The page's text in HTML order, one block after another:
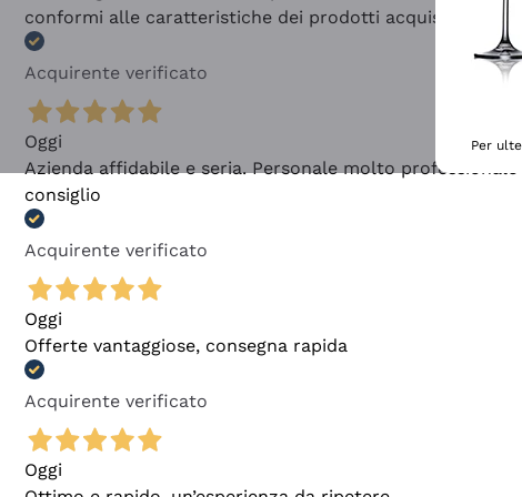
conformi alle caratteristiche dei prodotti acquistati
Acquirente verificato
Oggi
Azienda affidabile e seria. Personale molto
consiglio
Acquirente verificato
Oggi
Offerte vantaggiose, consegna rapida
Acquirente verificato
Oggi
Per